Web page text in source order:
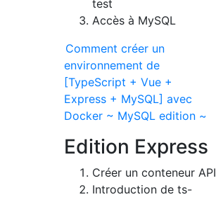
test
Accès à MySQL
Comment créer un
environnement de
[TypeScript + Vue +
Express + MySQL] avec
Docker ~ MySQL edition ~
Edition Express
Créer un conteneur API
Introduction de ts-